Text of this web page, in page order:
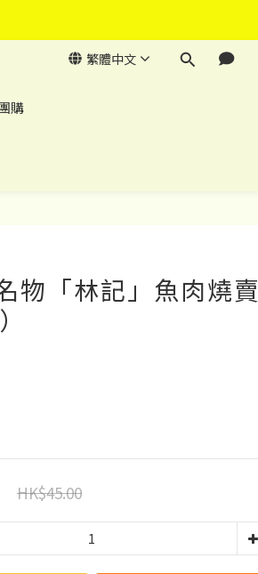
繁體中文
購
物「林記」魚肉燒賣
HK$45.00